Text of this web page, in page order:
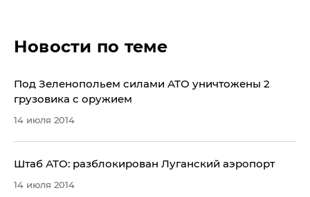
Новости по теме
Под Зеленопольем силами АТО уничтожены 2
грузовика с оружием
14 июля 2014
Штаб АТО: разблокирован Луганский аэропорт
14 июля 2014